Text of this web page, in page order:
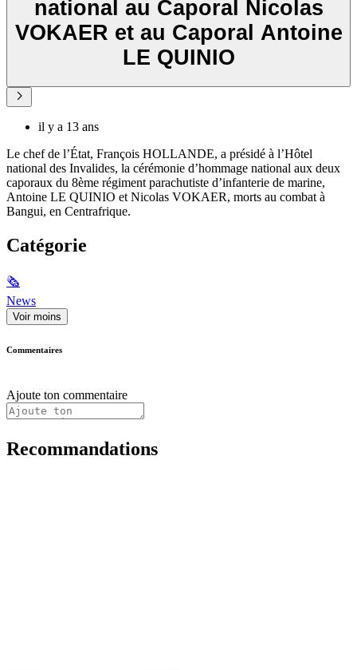
national au Caporal Nicolas
VOKAER et au Caporal Antoine
LE QUINIO
il y a 13 ans
Le chef de l’État, François HOLLANDE, a présidé à l’Hôtel
national des Invalides, la cérémonie d’hommage national aux deux
caporaux du 8ème régiment parachutiste d’infanterie de marine,
Antoine LE QUINIO et Nicolas VOKAER, morts au combat à
Bangui, en Centrafrique.
Catégorie
🗞
News
Voir moins
Commentaires
Ajoute ton commentaire
Recommandations